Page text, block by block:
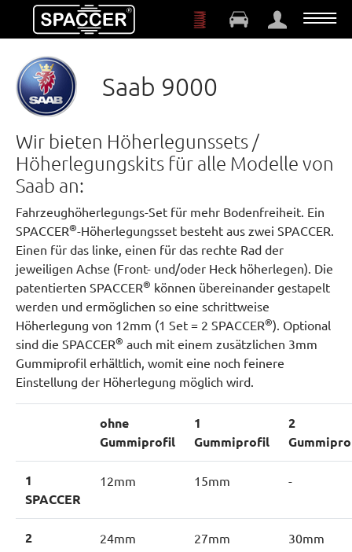
Zum Hauptinhalt springen
Saab 9000
Wir bieten Höherlegunssets /
Höherlegungskits für alle Modelle von
Saab an:
Fahrzeughöherlegungs-Set für mehr Bodenfreiheit. Ein
SPACCER®-Höherlegungsset besteht aus zwei SPACCER.
Einen für das linke, einen für das rechte Rad der
jeweiligen Achse (Front- und/oder Heck höherlegen). Die
patentierten SPACCER® können übereinander gestapelt
werden und ermöglichen so eine schrittweise
Höherlegung von 12mm (1 Set = 2 SPACCER®). Optional
sind die SPACCER® auch mit einem zusätzlichen 3mm
Gummiprofil erhältlich, womit eine noch feinere
Einstellung der Höherlegung möglich wird.
ohne
Gummiprofil
1
Gummiprofil
2
1
SPACCER
12mm 15mm -
2
24mm 27mm 30mm